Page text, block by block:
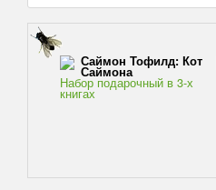
Саймон Тофилд: Кот
Саймона
Набор подарочный в 3-х
книгах